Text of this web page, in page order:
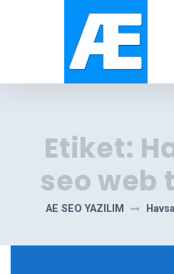
Etiket:
seo web
AE SEO YAZILIM